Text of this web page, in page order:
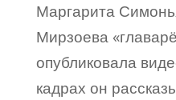
Маргарита
Мирзоева
опубликовала
кадрах он